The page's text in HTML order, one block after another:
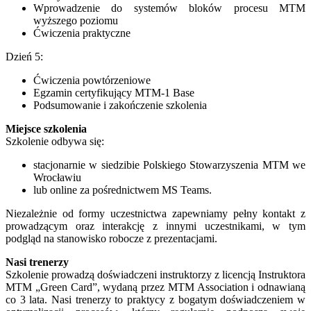
Wprowadzenie do systemów bloków procesu MTM
wyższego poziomu
Ćwiczenia praktyczne
Dzień 5:
Ćwiczenia powtórzeniowe
Egzamin certyfikujący MTM-1 Base
Podsumowanie i zakończenie szkolenia
Miejsce szkolenia
Szkolenie odbywa się:
stacjonarnie w siedzibie Polskiego Stowarzyszenia MTM we
Wrocławiu
lub online za pośrednictwem MS Teams.
Niezależnie od formy uczestnictwa zapewniamy pełny kontakt z
prowadzącym oraz interakcję z innymi uczestnikami, w tym
podgląd na stanowisko robocze z prezentacjami.
Nasi trenerzy
Szkolenie prowadzą doświadczeni instruktorzy z licencją Instruktora
MTM „Green Card”, wydaną przez MTM Association i odnawianą
co 3 lata. Nasi trenerzy to praktycy z bogatym doświadczeniem w